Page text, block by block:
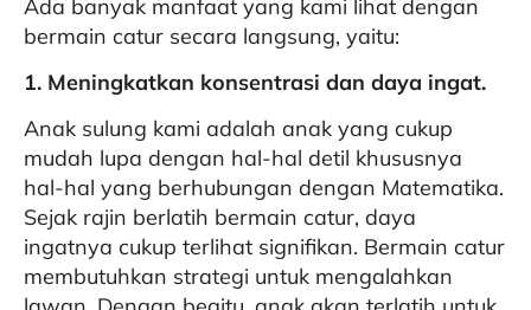
Ada banyak manfaat yang kami lihat dengan
bermain catur secara langsung, yaitu:
1. Meningkatkan konsentrasi dan daya ingat.
Anak sulung kami adalah anak yang cukup
mudah lupa dengan hal-hal detil khususnya
hal-hal yang berhubungan dengan Matematika.
Sejak rajin berlatih bermain catur, daya
ingatnya cukup terlihat signifikan. Bermain catur
membutuhkan strategi untuk mengalahkan